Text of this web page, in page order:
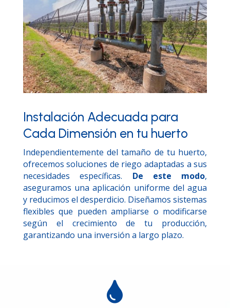
Instalación Adecuada para
Cada Dimensión en tu huerto
Independientemente del tamaño de tu huerto,
ofrecemos soluciones de riego adaptadas a sus
necesidades específicas. De este modo,
aseguramos una aplicación uniforme del agua
y reducimos el desperdicio. Diseñamos sistemas
flexibles que pueden ampliarse o modificarse
según el crecimiento de tu producción,
garantizando una inversión a largo plazo.
